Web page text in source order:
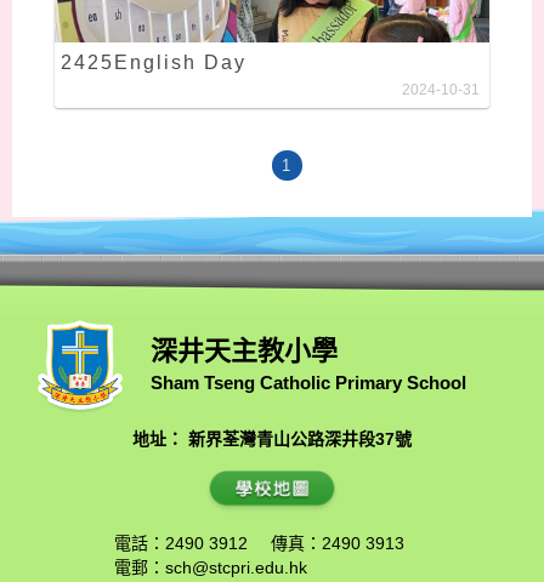
2425English Day
2024-10-31
1
深井天主教小學
Sham Tseng Catholic Primary School
地址： 新界荃灣青山公路深井段37號
電話：2490 3912
傳真：2490 3913
電郵： sch@stcpri.edu.hk